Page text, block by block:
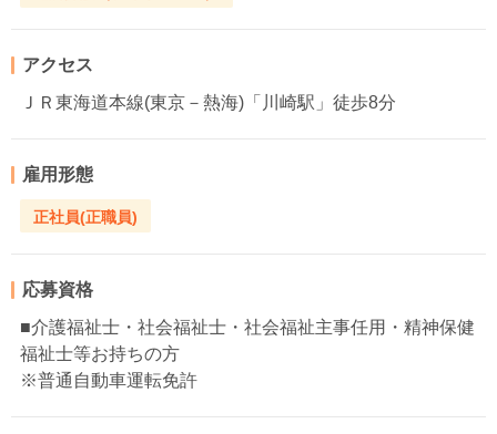
アクセス
ＪＲ東海道本線(東京－熱海)「川崎駅」徒歩8分
雇用形態
正社員(正職員)
応募資格
■介護福祉士・社会福祉士・社会福祉主事任用・精神保健
福祉士等お持ちの方
※普通自動車運転免許